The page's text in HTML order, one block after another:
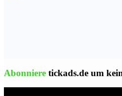
Abonniere tickads.de um